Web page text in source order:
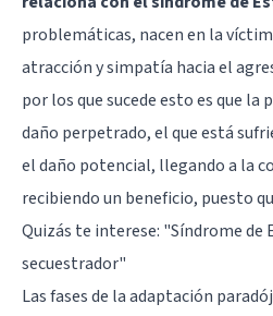
problemáticas, nacen en la
atracción y simpatía hacia el
por los que sucede esto es que
daño perpetrado, el que está
el daño potencial, llegando a la
recibiendo un beneficio, puesto
Quizás te interese: "Síndrome de
secuestrador"
Las fases de la adaptación